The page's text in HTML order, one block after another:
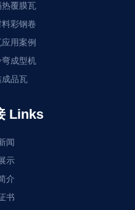
热覆膜瓦
彩钢卷
用案例
成型机
品瓦
Links
闻
示
介
书